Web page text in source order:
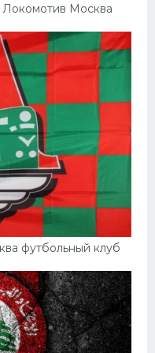
Локомотив Москва
футбольный клуб